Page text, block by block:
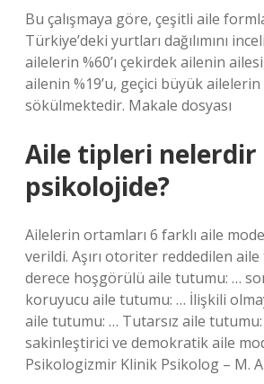
Bu çalışmaya göre, çeşitli aile
Türkiye’deki yurtları dağılımını
ailelerin %60’ı çekirdek ailenin
ailenin %19’u, geçici büyük ailelerin
sökülmektedir. Makale dosyası
Aile tipleri nelerdir
psikolojide?
Ailelerin ortamları 6 farklı aile
verildi. Aşırı otoriter reddedilen
derece hoşgörülü aile tutumu: …
koruyucu aile tutumu: … İlişkili
aile tutumu: … Tutarsız aile
sakinleştirici ve demokratik aile
Psikologizmir Klinik Psikolog – M.